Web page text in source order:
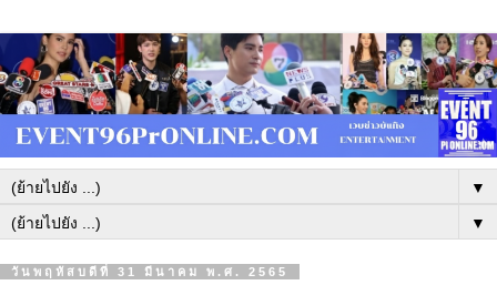
▼
▼
วันพฤหัสบดีที่ 31 มีนาคม พ.ศ. 2565